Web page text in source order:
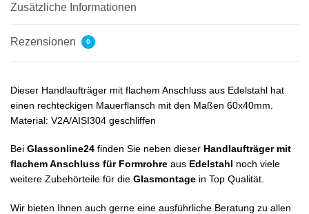
Zusätzliche Informationen
Rezensionen 0
Dieser Handlaufträger mit flachem Anschluss aus Edelstahl hat
einen rechteckigen Mauerflansch mit den Maßen 60x40mm.
Material: V2A/AISI304 geschliffen
Bei Glassonline24 finden Sie neben dieser Handlaufträger mit
flachem Anschluss für Formrohre aus Edelstahl noch viele
weitere Zubehörteile für die Glasmontage in Top Qualität.
Wir bieten Ihnen auch gerne eine ausführliche Beratung zu allen